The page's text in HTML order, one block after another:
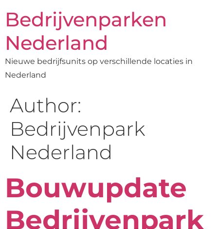
Bedrijvenparken
Nederland
Nieuwe bedrijfsunits op verschillende locaties in
Nederland
Author:
Bedrijvenpark
Nederland
Bouwupdate
Bedrijvenpark